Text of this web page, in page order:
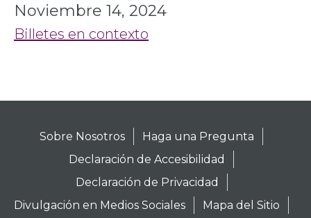
Noviembre 14, 2024
Billetes en contexto
Sobre Nosotros
Haga una Pregunta
Declaración de Accesibilidad
Declaración de Privacidad
Divulgación en Medios Sociales
Mapa del Sitio